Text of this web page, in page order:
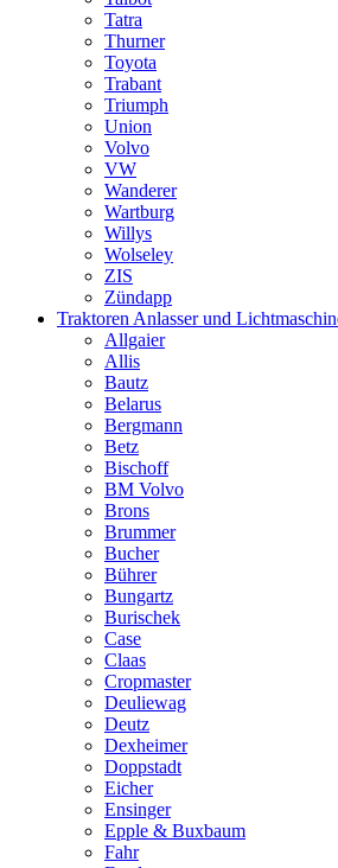
Tatra
Thurner
Toyota
Trabant
Triumph
Union
Volvo
VW
Wanderer
Wartburg
Willys
Wolseley
ZIS
Zündapp
Traktoren Anlasser und
Allgaier
Allis
Bautz
Belarus
Bergmann
Betz
Bischoff
BM Volvo
Brons
Brummer
Bucher
Bührer
Bungartz
Burischek
Case
Claas
Cropmaster
Deuliewag
Deutz
Dexheimer
Doppstadt
Eicher
Ensinger
Epple & Buxbaum
Fahr